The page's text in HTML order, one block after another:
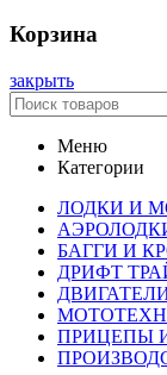
Корзина
закрыть
Меню
Категории
ЛОДКИ И
БАГГИ И
ДРИФТ
ПРИЦЕПЫ